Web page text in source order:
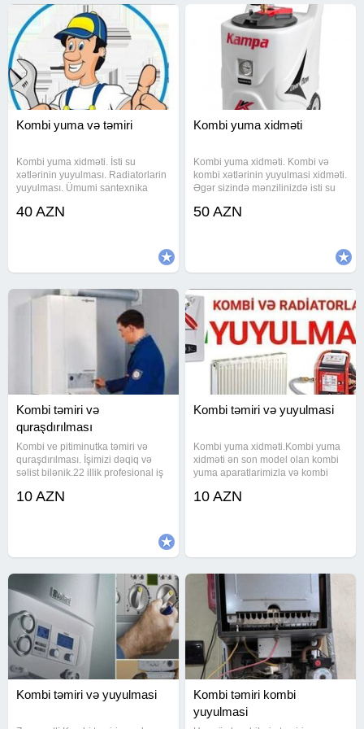
Kombi yuma və təmiri
Kombi yuma xidməti. İsti su
xətlərinin yuyulması. Radiatorlarin
yuyulması. Ümumi santexnika
problemlərinin həlli. #kombi yuma,
40 AZN
Kombi yuma xidməti
Kombi yuma xidməti. Kombi və
kombi xətlərinin yuyulmasi xidməti.
Əgər sizində mənzilinizdə isti su
nasazliq varsa zəng edin. Tecili və
50 AZN
Kombi təmiri və
quraşdırılması
Kombi ve pitiminutka təmiri və
quraşdırılması. İşimizi dəqiq və
səlist bilənik.22 illik profesional iş
10 AZN
Kombi təmiri və yuyulmasi
Kombi yuma xidməti.Kombi yuma
xidməti ən son model olan kombi
yuma aparatlarimizla və kombi
təmizlənir. #kombi usdası #kombi
10 AZN
Kombi təmiri və yuyulmasi
Kombi təmiri kombi
yuyulmasi